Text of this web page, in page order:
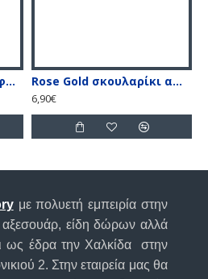
Rainbow σκουλαρίκι αφαλού με λευκές & ιριδίζον πέτρες Rose Gold σκουλαρίκι αφαλού με λευκές & ιριδίζον πέτρες
6,90€
με πολυετή εμπειρία στην
είδη δώρων αλλά
ως έδρα την Χαλκίδα στην
2. Στην εταιρεία μας θα